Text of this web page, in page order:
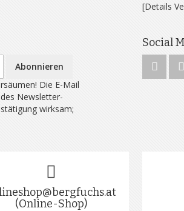
[Details
Abonnieren
Die E-Mail
Newsletter-
wirksam;
Social
(Online-Shop)